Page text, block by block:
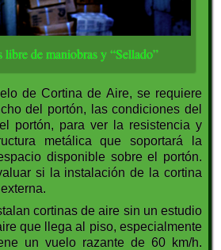
libre de maniobras y “Sellado”
de Cortina de Aire, se requiere
del portón, las condiciones del
portón, para ver la resistencia y
metálica que soportará la
disponible sobre el portón.
si la instalación de la cortina
cortinas de aire sin un estudio
que llega al piso, especialmente
un vuelo razante de 60 km/h.